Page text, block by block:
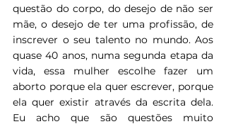
questão do corpo, do desejo de não ser
mãe, o desejo de ter uma profissão, de
inscrever o seu talento no mundo. Aos
quase 40 anos, numa segunda etapa da
vida, essa mulher escolhe fazer um
aborto porque ela quer escrever, porque
ela quer existir através da escrita dela.
Eu acho que são questões muito